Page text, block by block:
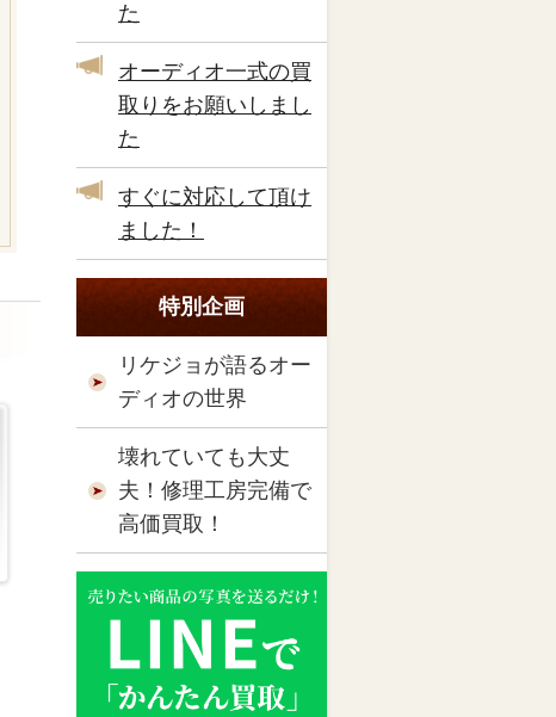
た
オーディオ一式の買
取りをお願いしまし
た
すぐに対応して頂け
ました！
特別企画
リケジョが語るオー
ディオの世界
壊れていても大丈
夫！修理工房完備で
高価買取！